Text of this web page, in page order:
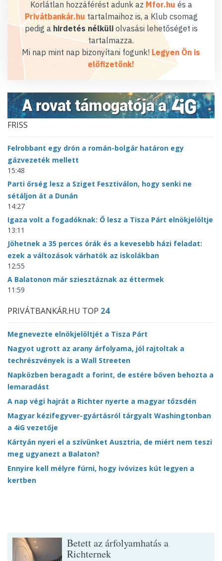
Korlátlan hozzáférést adunk az Mfor.hu és a
Privátbankár.hu tartalmaihoz is, a Klub csomag
pedig a hirdetés nélküliolvasási lehetőséget is
tartalmazza.
Mi nap mint nap bizonyítani fogunk! Legyen Ön is
előfizetőnk!
FRISS
Felrobbant egy drón a román-bolgár határon egy
gázvezeték mellett
15:48
Parti őrség lesz a Sziget Fesztiválon, hogy senki ne
sétáljon át a Dunán
14:27
Igaza volt a fogadóknak: Ő lesz a Tisza Párt elnökjelöltje
13:11
Jöhetnek a 35 perces órák és a kevesebb házi feladat:
ezek a változások várhatók az iskolákban
12:55
A Balatonon már sziesztáznak az éttermek
11:59
PRIVÁTBANKÁR.HU TOP 24
Megnevezte elnökjelöltjét a Tisza Párt
Nagyot ugrott az arany árfolyama, jól rajtoltak a
techrészvények is a Wall Streeten
Napközben beragadt a forint, de estére bőven behozta a
lemaradást
A nap végi hajrát a Richter nyerte a magyar tőzsdén
Magyar kézifegyver-gyártásról tárgyalt Washingtonban
a 4iG vezetője
Kártyán nyeri el a szívünket Ausztria, de miért nem teszi
meg ugyanezt a Balaton?
Ennyire kell mélyre fúrni, hogy ivóvizes kút legyen a
kertben
Betett az árfolyamhatás a
Richternek